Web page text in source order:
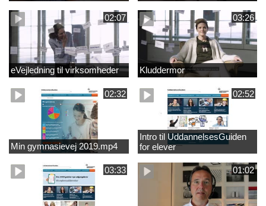
02:07
eVejledning til virksomheder
03:26
Kluddermor
02:32
Min gymnasievej 2019.mp4
02:52
Intro til UddannelsesGuiden
for elever
03:33 01:02